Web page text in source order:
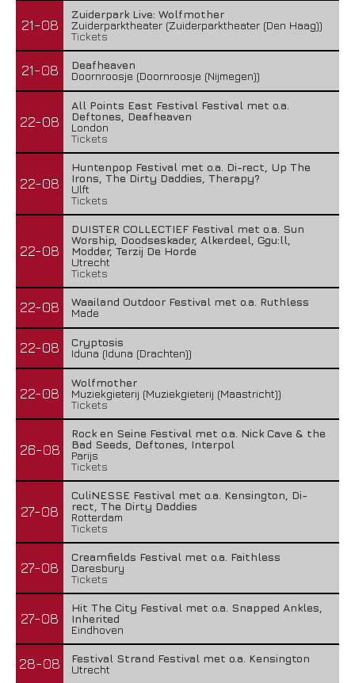
21-08
Zuiderpark Live: Wolfmother
Zuiderparktheater (Zuiderparktheater (Den Haag))
Tickets
21-08
Deafheaven
Doornroosje (Doornroosje (Nijmegen))
22-08
All Points East Festival Festival met o.a.
Deftones, Deafheaven
London
Tickets
22-08
Huntenpop Festival met o.a. Di-rect, Up The
Irons, The Dirty Daddies, Therapy?
Ulft
Tickets
22-08
DUISTER COLLECTIEF Festival met o.a. Sun
Worship, Doodseskader, Alkerdeel, Ggu:ll,
Modder, Terzij De Horde
Utrecht
Tickets
22-08
Waailand Outdoor Festival met o.a. Ruthless
Made
22-08
Cryptosis
Iduna (Iduna (Drachten))
22-08
Wolfmother
Muziekgieterij (Muziekgieterij (Maastricht))
Tickets
26-08
Rock en Seine Festival met o.a. Nick Cave & the
Bad Seeds, Deftones, Interpol
Parijs
Tickets
27-08
CuliNESSE Festival met o.a. Kensington, Di-
rect, The Dirty Daddies
Rotterdam
Tickets
27-08
Creamfields Festival met o.a. Faithless
Daresbury
Tickets
27-08
Hit The City Festival met o.a. Snapped Ankles,
Inherited
Eindhoven
28-08
Festival Strand Festival met o.a. Kensington
Utrecht